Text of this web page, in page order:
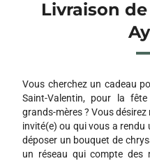
Livraison
Vous cherchez un cadeau
Saint-Valentin, pour la
grands-mères ? Vous
invité(e) ou qui vous a rendu
déposer un bouquet de
un réseau qui compte des